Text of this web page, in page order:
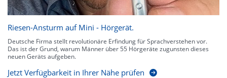
Riesen-Ansturm auf Mini - Hörgerät.
Deutsche Firma stellt revolutionäre Erfindung für Sprachverstehen vor.
Das ist der Grund, warum Männer über 55 Hörgeräte zugunsten dieses
neuen Geräts aufgeben.
Jetzt Verfügbarkeit in Ihrer Nähe prüfen